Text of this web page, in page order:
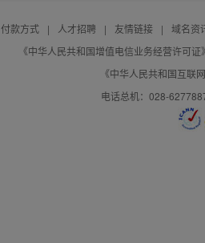
付款方式 | 人才招聘 | 友情链接 |
域名资
《中华人民共和国增值电信业务经营许可
《中华人民共和国互联
电话总机：028-